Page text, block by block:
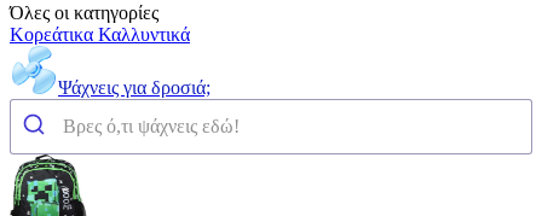
Όλες οι κατηγορίες
Κορεάτικα Καλλυντικά
Ψάχνεις για δροσιά;